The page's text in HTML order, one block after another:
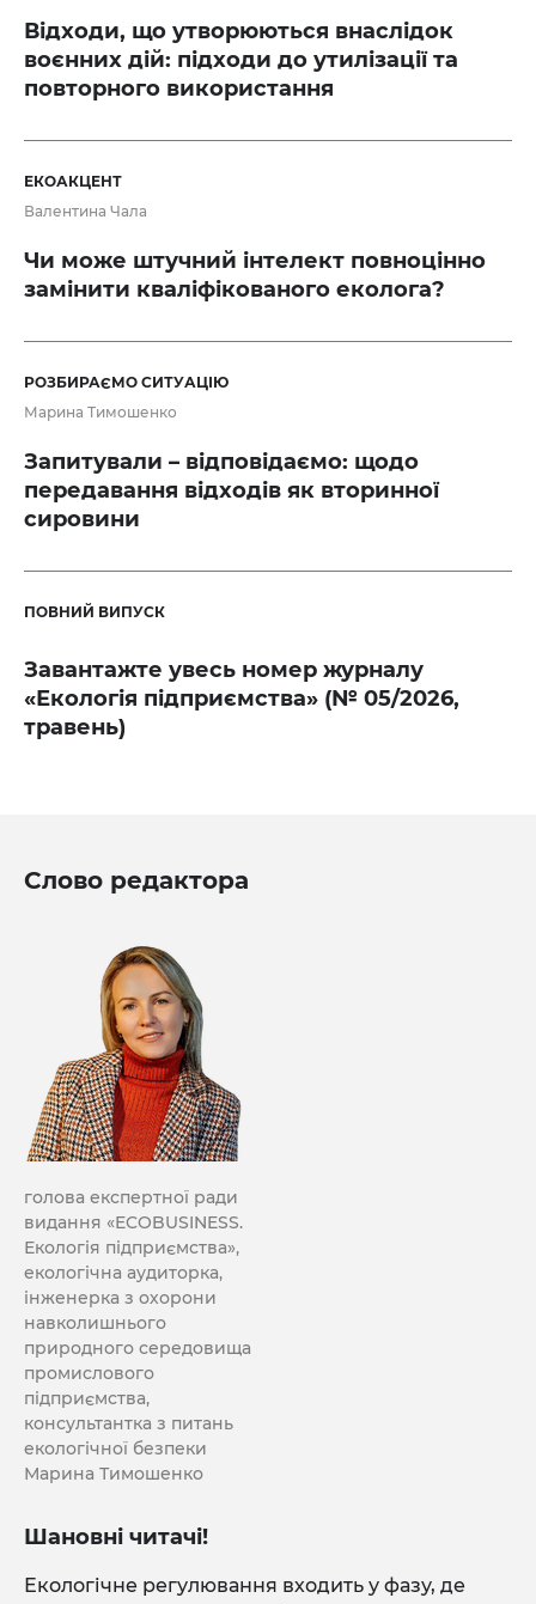
Відходи, що утворюються внаслідок
воєнних дій: підходи до утилізації та
повторного використання
ЕКОАКЦЕНТ
Валентина Чала
Чи може штучний інтелект повноцінно
замінити кваліфікованого еколога?
РОЗБИРАЄМО СИТУАЦІЮ
Марина Тимошенко
Запитували – відповідаємо: щодо
передавання відходів як вторинної
сировини
ПОВНИЙ ВИПУСК
Завантажте увесь номер журналу
«Екологія підприємства» (№ 05/2026,
травень)
Слово редактора
голова експертної ради
видання «ECOBUSINESS.
Екологія підприємства»,
екологічна аудиторка,
інженерка з охорони
навколишнього
природного середовища
промислового
підприємства,
консультантка з питань
екологічної безпеки
Марина Тимошенко
Шановні читачі!
Екологічне регулювання входить у фазу, де